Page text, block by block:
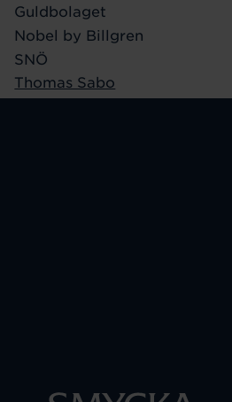
Guldbolaget
Nobel by Billgren
SNÖ
Thomas Sabo